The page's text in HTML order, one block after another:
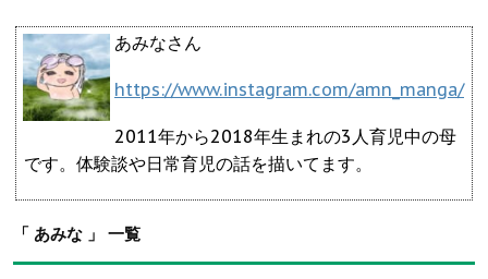
あみなさん
https://www.instagram.com/amn_manga/
2011年から2018年生まれの3人育児中の母
です。体験談や日常育児の話を描いてます。
「 あみな 」 一覧